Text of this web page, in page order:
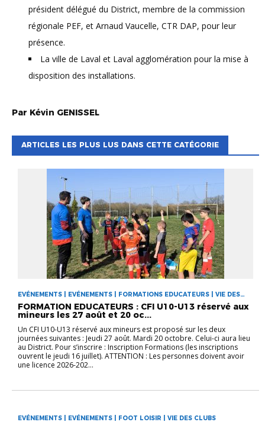
président délégué du District, membre de la commission
régionale PEF, et Arnaud Vaucelle, CTR DAP, pour leur
présence.
La ville de Laval et Laval agglomération pour la mise à
disposition des installations.
Par Kévin GENISSEL
ARTICLES LES PLUS LUS DANS CETTE CATÉGORIE
EVÉNEMENTS | EVÉNEMENTS | FORMATIONS EDUCATEURS | VIE DES
FORMATION EDUCATEURS : CFI U10-U13 réservé aux
mineurs les 27 août et 20 oc...
Un CFI U10-U13 réservé aux mineurs est proposé sur les deux
journées suivantes : Jeudi 27 août. Mardi 20 octobre. Celui-ci aura lieu
au District. Pour s’inscrire : Inscription Formations (les inscriptions
ouvrent le jeudi 16 juillet). ATTENTION : Les personnes doivent avoir
une licence 2026-202...
EVÉNEMENTS | EVÉNEMENTS | FOOT LOISIR | VIE DES CLUBS